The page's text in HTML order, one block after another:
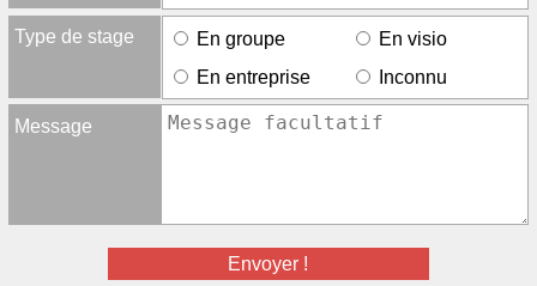
Type de stage En groupe
En visio
En entreprise
Inconnu
Message